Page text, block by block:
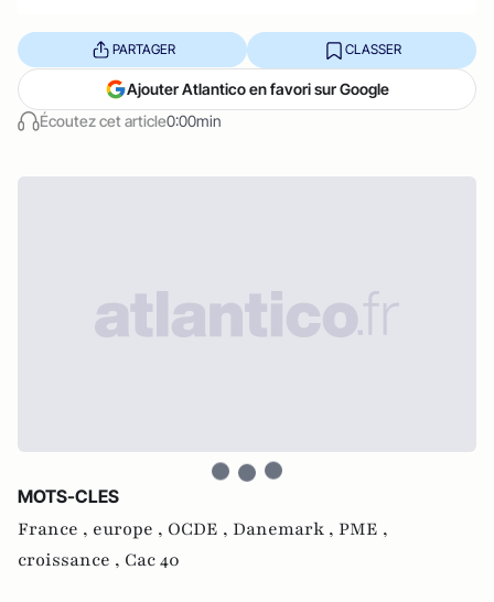
Écoutez cet article0:00min
PARTAGER CLASSER
Ajouter Atlantico en favori sur Google
MOTS-CLES
France , europe , OCDE , Danemark , PME ,
croissance , Cac 40